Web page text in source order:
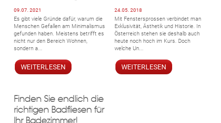
09.07. 2021
Es gibt viele Gründe dafür, warum die
Menschen Gefallen am Minimalismus
gefunden haben. Meistens betrifft es
nicht nur den Bereich Wohnen,
sondern a...
WEITERLESEN
24.05. 2018
Mit Fenstersprossen verbindet man
Exklusivität, Ästhetik und Historie. In
Österreich stehen sie deshalb auch
heute noch hoch im Kurs. Doch
welche Un...
WEITERLESEN
Finden Sie endlich die
richtigen Badfliesen für
Ihr Badezimmer!